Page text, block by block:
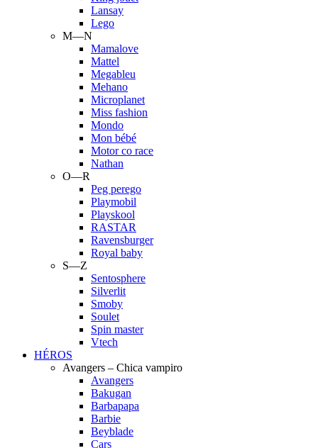
Lansay
Lego
M—N
Mamalove
Mattel
Megableu
Mehano
Microplanet
Miss fashion
Mondo
Mon bébé
Motor co race
Nathan
O—R
Peg perego
Playmobil
Playskool
RASTAR
Ravensburger
Royal baby
S—Z
Sentosphere
Silverlit
Smoby
Soulet
Spin master
Vtech
HÉROS
Avangers – Chica vampiro
Avangers
Bakugan
Barbapapa
Barbie
Beyblade
Cars